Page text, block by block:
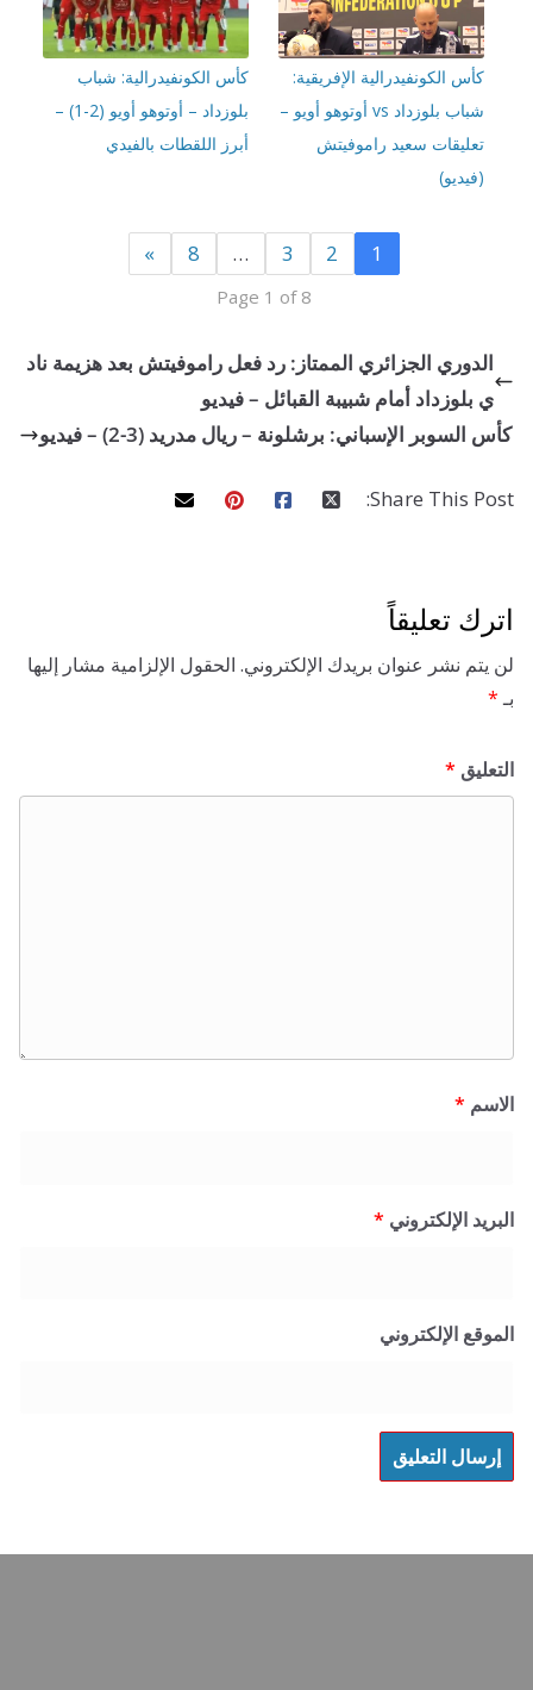
الكونفيدرالية الإفريقية:
شباب بلوزداد vs أوتوهو أويو –
سعيد راموفيتش
كأس الكونفيدرالية: شباب
بلوزداد – أوتوهو أويو (2-1) –
أبرز اللقطات بالفيدي
Page 1 of 8
الجزائري الممتاز: رد فعل راموفيتش بعد هزيمة ناد
أمام شبيبة القبائل – فيديو
الإسباني: برشلونة – ريال مدريد (3-2) – فيديو
Share This
نشر عنوان بريدك الإلكتروني.الحقول الإلزامية مشار إليها
*
الإلكتروني*
الإلكتروني